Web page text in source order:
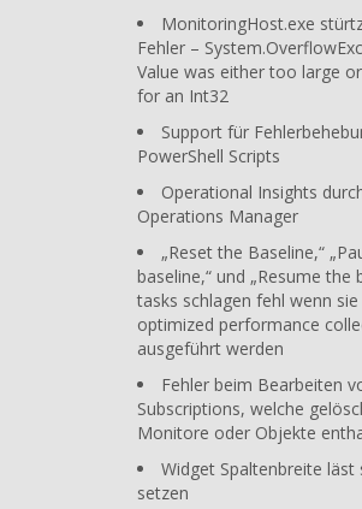
MonitoringHost.exe
Fehler –
Value was either too large
for an Int32
Support für
PowerShell Scripts
Operational Insights
Operations Manager
„Reset the Baseline,“
baseline,“ und „Resume the
tasks schlagen fehl wenn
optimized performance
ausgeführt werden
Fehler beim Bearbeiten
Subscriptions, welche
Monitore oder Objekte
Widget Spaltenbreite läst
setzen